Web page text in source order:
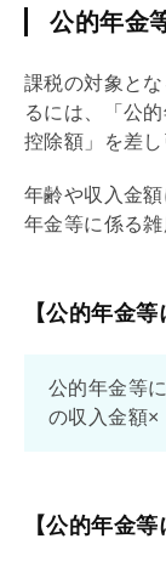
公的年金
課税の対象と
るには、「公
控除額」を差し
年齢や収入金
年金等に係る
【公的年金
公的年金等
の収入金額×
【公的年金